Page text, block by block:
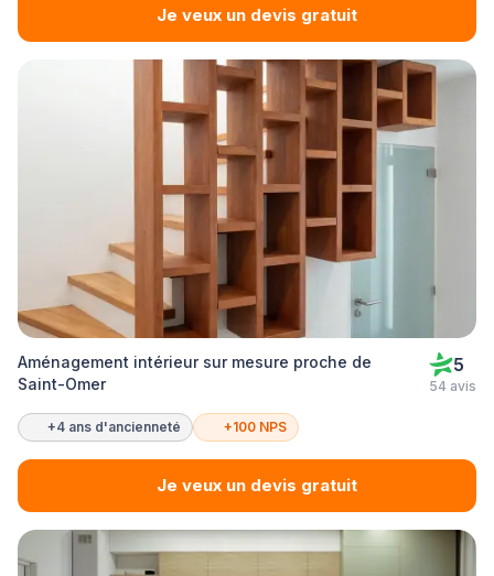
Je veux un devis gratuit
Aménagement intérieur sur mesure proche de
Saint-Omer
5
54 avis
+4 ans d'ancienneté +100 NPS
Je veux un devis gratuit